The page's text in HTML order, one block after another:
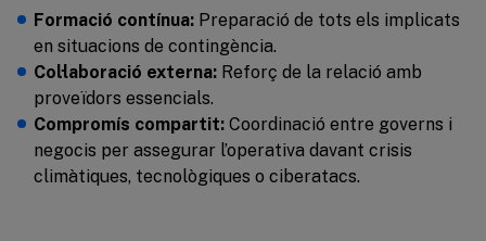
Formació contínua: Preparació de tots els implicats
en situacions de contingència.
Col·laboració externa: Reforç de la relació amb
proveïdors essencials.
Compromís compartit: Coordinació entre governs i
negocis per assegurar l’operativa davant crisis
climàtiques, tecnològiques o ciberatacs.